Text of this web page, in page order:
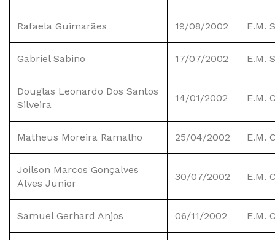
Rafaela Guimarães 19/08/2002 E.M.
Gabriel Sabino 17/07/2002 E.M.
Douglas Leonardo Dos Santos
Silveira
14/01/2002 E.M.
Matheus Moreira Ramalho 25/04/2002 E.M.
Joilson Marcos Gonçalves
Alves Junior
30/07/2002 E.M.
Samuel Gerhard Anjos 06/11/2002 E.M.